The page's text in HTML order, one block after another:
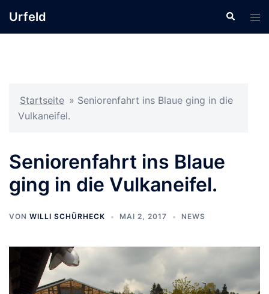
InhaltUrfeld Suche
Startseite » Seniorenfahrt ins Blaue ging in die
Vulkaneifel.
Seniorenfahrt ins Blaue
ging in die Vulkaneifel.
VON WILLI SCHÜRHECK MAI 2, 2017 NEWS